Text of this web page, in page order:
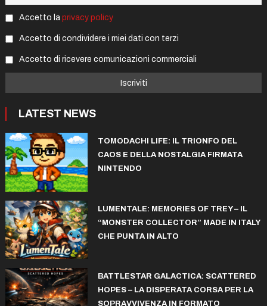
Accetto la privacy policy
Accetto di condividere i miei dati con terzi
Accetto di ricevere comunicazioni commerciali
LATEST NEWS
TOMODACHI LIFE: IL TRIONFO DEL
CAOS E DELLA NOSTALGIA FIRMATA
NINTENDO
LUMENTALE: MEMORIES OF TREY – IL
“MONSTER COLLECTOR” MADE IN ITALY
CHE PUNTA IN ALTO
BATTLESTAR GALACTICA: SCATTERED
HOPES – LA DISPERATA CORSA PER LA
SOPRAVVIVENZA IN FORMATO